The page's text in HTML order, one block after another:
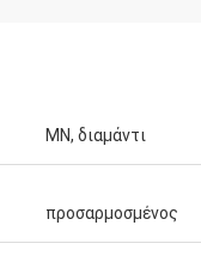
ΜΝ, διαμάντι
προσαρμοσμένος